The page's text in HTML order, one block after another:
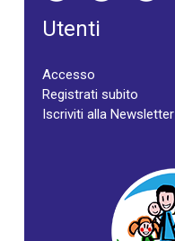
Utenti
Accesso
Registrati subito
Iscriviti alla Newsletter